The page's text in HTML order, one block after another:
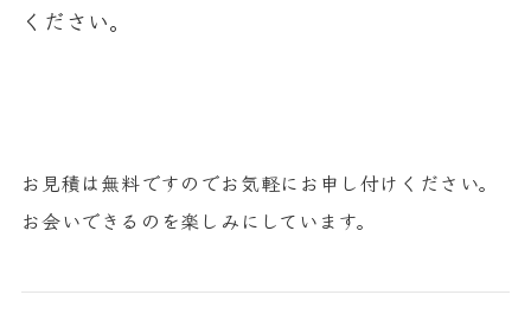
ください。
お見積は無料ですのでお気軽にお申し付けください。
お会いできるのを楽しみにしています。